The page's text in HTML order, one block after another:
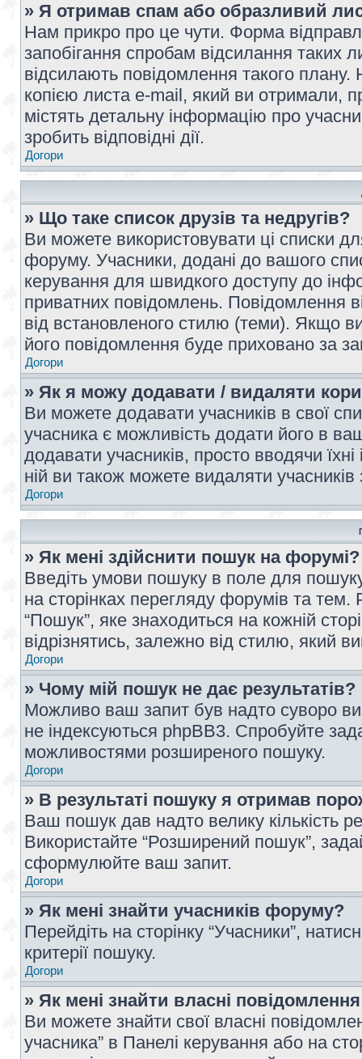
» Я отримав спам або образливий
Нам прикро про це чути. Форма
запобігання спробам відсилання таких
відсилають повідомлення такого
копією листа e-mail, який ви отримали,
містять детальну інформацію про
зробить відповідні дії.
Догори
» Що таке список друзів та недругів?
Ви можете використовувати ці списки
форуму. Учасники, додані до вашого
керування для швидкого доступу до
приватних повідомлень. Повідомлення
від встановленого стилю (теми). Якщо
його повідомлення буде приховано за
Догори
» Як я можу додавати / видаляти
Ви можете додавати учасників в свої
учасника є можливість додати його в
додавати учасників, просто вводячи
ній ви також можете видаляти учасників
Догори
» Як мені здійснити пошук на форумі?
Введіть умови пошуку в поле для
на сторінках перегляду форумів та
“Пошук”, яке знаходиться на кожній
відрізнятись, залежно від стилю, який
Догори
» Чому мій пошук не дає результатів?
Можливо ваш запит був надто суворо
не індексуються phpBB3. Спробуйте
можливостями розширеного пошуку.
Догори
» В результаті пошуку я отримав
Ваш пошук дав надто велику кількість
Використайте “Розширений пошук”,
сформулюйте ваш запит.
Догори
» Як мені знайти учасників форуму?
Перейдіть на сторінку “Учасники”,
критерії пошуку.
Догори
» Як мені знайти власні
Ви можете знайти свої власні
учасника” в Панелі керування або на